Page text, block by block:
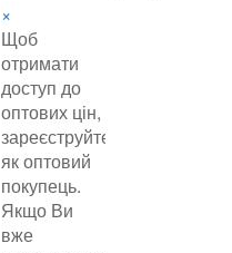
×
Щоб
отримати
доступ до
оптових цін,
зареєструйтеся
як оптовий
покупець.
Якщо Ви
вже